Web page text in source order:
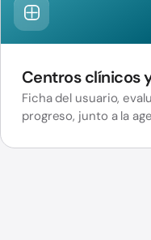
Centros clínicos
Ficha del usuario,
progreso, junto a la